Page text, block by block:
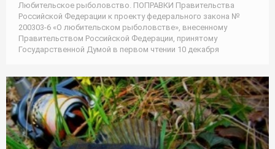
Любительское рыболовство. ПОПРАВКИ Правительства
Российской Федерации к проекту федерального закона №
200303-6 «О любительском рыболовстве», внесенному
Правительством Российской Федерации, принятому
Государственной Думой в первом чтении 10 декабря